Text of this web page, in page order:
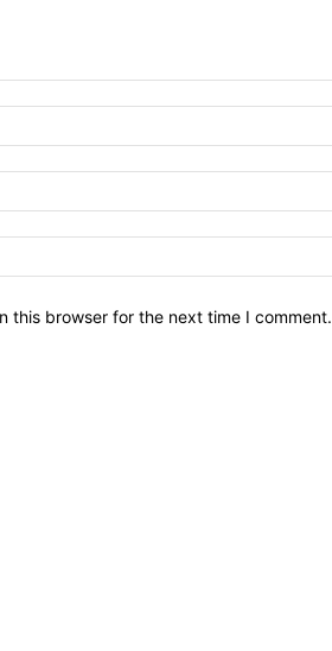
this browser for the next time I comment.